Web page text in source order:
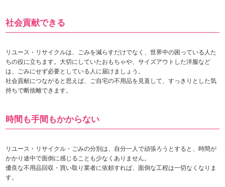
社会貢献できる
リユース・リサイクルは、ごみを減らすだけでなく、世界中の困っている人た
ちの役に立ちます。大切にしていたおもちゃや、サイズアウトした洋服など
は、ごみにせず必要としている人に届けましょう。
社会貢献につながると思えば、ご自宅の不用品を見直して、すっきりとした気
持ちで断捨離できます。
時間も手間もかからない
リユース・リサイクル・ごみの分別は、自分一人で頑張ろうとすると、時間が
かかり途中で面倒に感じることも少なくありません。
優良な不用品回収・買い取り業者に依頼すれば、面倒な工程は一切なくなりま
す。